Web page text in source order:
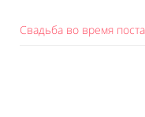
Свадьба во время